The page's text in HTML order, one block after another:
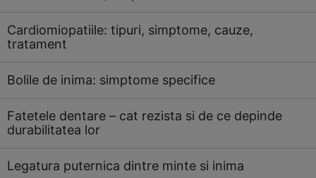
Cardiomiopatiile: tipuri, simptome, cauze,
tratament
Bolile de inima: simptome specifice
Fatetele dentare – cat rezista si de ce depinde
durabilitatea lor
Legatura puternica dintre minte si inima